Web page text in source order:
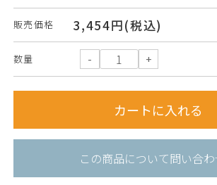
販売価格 3,454円(税込)
数量
この商品について問い合